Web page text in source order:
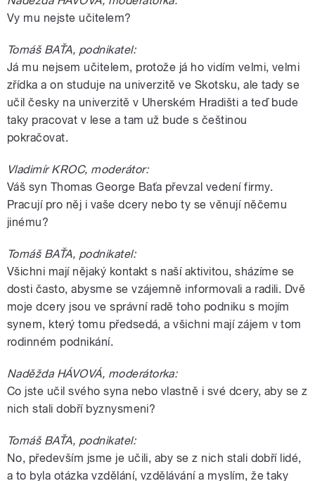
Vy mu nejste učitelem?
Tomáš BAŤA, podnikatel:
Já mu nejsem učitelem, protože já ho vidím velmi, velmi
zřídka a on studuje na univerzitě ve Skotsku, ale tady se
učil česky na univerzitě v Uherském Hradišti a teď bude
taky pracovat v lese a tam už bude s češtinou
pokračovat.
Vladimír KROC, moderátor:
Váš syn Thomas George Baťa převzal vedení firmy.
Pracují pro něj i vaše dcery nebo ty se věnují něčemu
jinému?
Tomáš BAŤA, podnikatel:
Všichni mají nějaký kontakt s naší aktivitou, sházíme se
dosti často, abysme se vzájemně informovali a radili. Dvě
moje dcery jsou ve správní radě toho podniku s mojím
synem, který tomu předsedá, a všichni mají zájem v tom
rodinném podnikání.
Naděžda HÁVOVÁ, moderátorka:
Co jste učil svého syna nebo vlastně i své dcery, aby se z
nich stali dobří byznysmeni?
Tomáš BAŤA, podnikatel:
No, především jsme je učili, aby se z nich stali dobří lidé,
a to byla otázka vzdělání, vzdělávání a myslím, že taky